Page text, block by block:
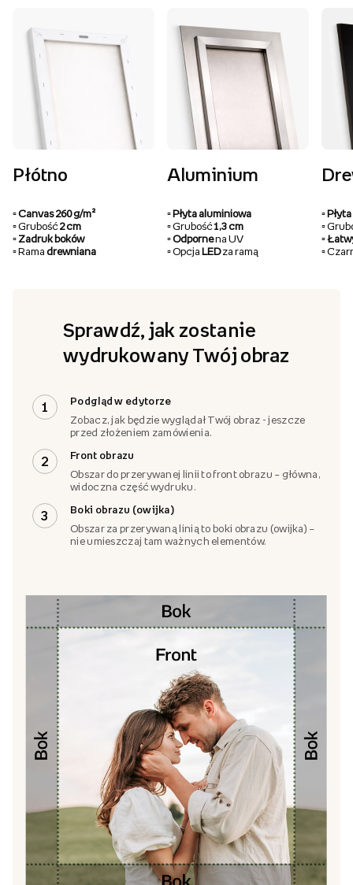
Płótno
▫️ Canvas 260 g/m²
▫️ Grubość 2 cm
▫️ Zadruk boków
▫️ Rama drewniana
Aluminium
▫️ Płyta aluminiowa
▫️ Grubość1,3 cm
▫️ Odpornena UV
▫️ Opcja LEDza ramą
▫️
▫️
▫️
▫️
Sprawdź, jak zostanie
wydrukowany Twój obraz
1
Podgląd w edytorze
Zobacz, jak będzie wyglądał Twój obraz - jeszcze
przed złożeniem zamówienia.
2
Front obrazu
Obszar do przerywanej linii to front obrazu – główna,
widoczna część wydruku.
3
Boki obrazu (owijka)
Obszar za przerywaną linią to boki obrazu (owijka) –
nie umieszczaj tam ważnych elementów.